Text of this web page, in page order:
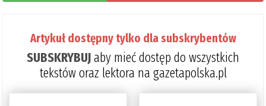
Artykuł dostępny tylko dla subskrybentów
SUBSKRYBUJaby mieć dostęp do wszystkich
tekstów oraz lektora na gazetapolska.pl